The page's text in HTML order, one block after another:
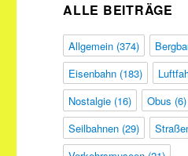
ALLE BEITRÄGE
Allgemein (374)
Eisenbahn (183)
Nostalgie (16) Obus (6)
Seilbahnen (29)